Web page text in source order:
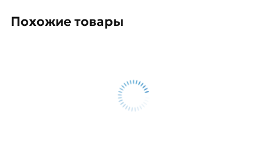
Похожие товары